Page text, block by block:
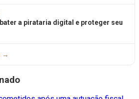
a pirataria digital e proteger seu
→